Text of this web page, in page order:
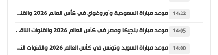
14:22 موعد مباراة السعودية وأوروغواي في كأس العالم 2026 والقنوات الناقلة
14:05 موعد مباراة بلجيكا ومصر في كأس العالم 2026 والقنوات الناقلة
14:00 موعد مباراة السويد وتونس في كأس العالم 2026 والقنوات الناقلة